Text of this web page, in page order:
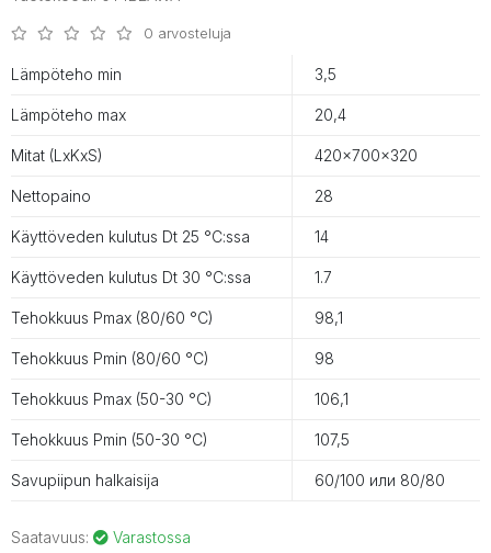
0 arvosteluja
Lämpöteho min 3,5
Lämpöteho max 20,4
Mitat (LxKxS) 420×700×320
Nettopaino 28
Käyttöveden kulutus Dt 25 °C:ssa 14
Käyttöveden kulutus Dt 30 °C:ssa 1.7
Tehokkuus Pmax (80/60 °C) 98,1
Tehokkuus Pmin (80/60 °C) 98
Tehokkuus Pmax (50-30 °C) 106,1
Tehokkuus Pmin (50-30 °C) 107,5
Savupiipun halkaisija 60/100 или 80/80
Saatavuus: Varastossa